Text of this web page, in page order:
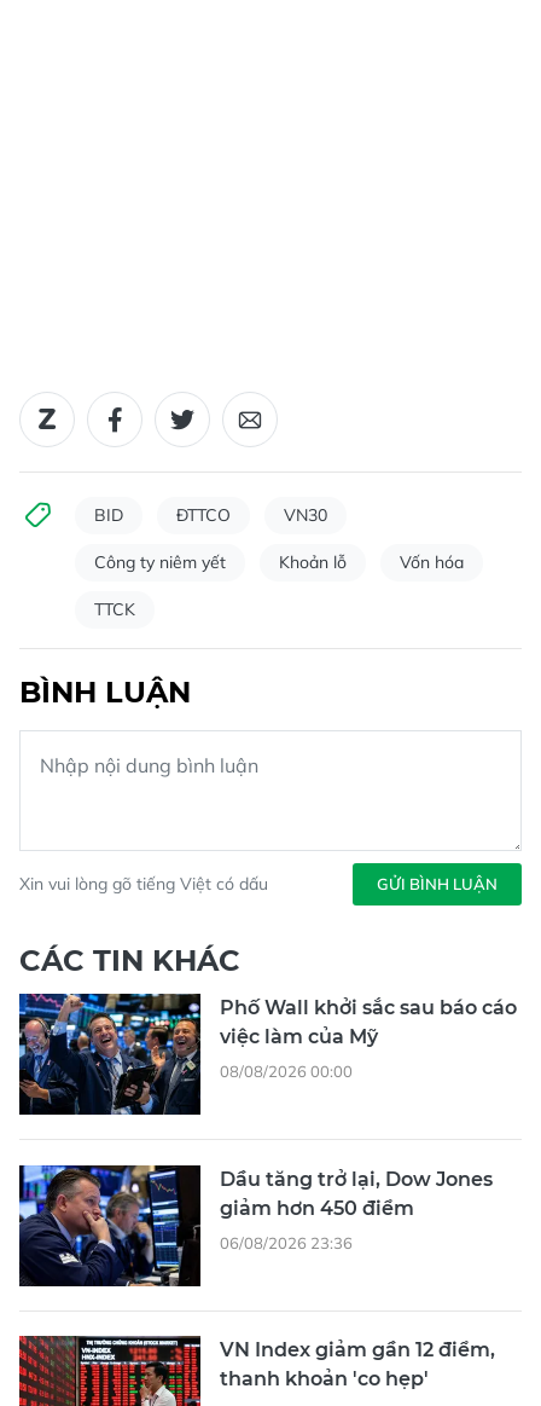
BID ĐTTCO VN30
Công ty niêm yết Khoản lỗ Vốn hóa
TTCK
BÌNH LUẬN
Xin vui lòng gõ tiếng Việt có dấu GỬI BÌNH LUẬN
CÁC TIN KHÁC
Phố Wall khởi sắc sau báo cáo
việc làm của Mỹ
08/08/2026 00:00
Dầu tăng trở lại, Dow Jones
giảm hơn 450 điểm
06/08/2026 23:36
VN Index giảm gần 12 điểm,
thanh khoản 'co hẹp'